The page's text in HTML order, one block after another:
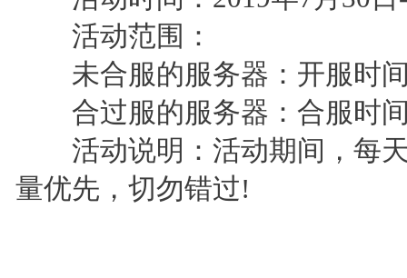
活动范围：
未合服的服务器：开服时间
合过服的服务器：合服时间
活动说明：活动期间，每天
量优先，切勿错过!